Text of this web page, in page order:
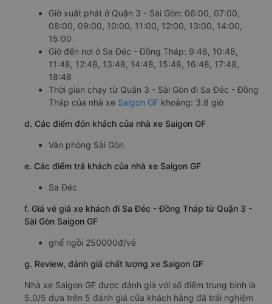
Giờ xuất phát ở Quận 3 - Sài Gòn: 06:00, 07:00,
08:00, 09:00, 10:00, 11:00, 12:00, 13:00, 14:00,
15:00
Giờ đến nơi ở Sa Đéc - Đồng Tháp: 9:48, 10:48,
11:48, 12:48, 13:48, 14:48, 15:48, 16:48, 17:48,
18:48
Thời gian chạy từ Quận 3 - Sài Gòn đi Sa Đéc - Đồng
Tháp của nhà xe Saigon GF khoảng: 3.8 giờ
d. Các điểm đón khách của nhà xe Saigon GF
Văn phòng Sài Gòn
e. Các điểm trả khách của nhà xe Saigon GF
Sa Đéc
f. Giá vé giá xe khách đi Sa Đéc - Đồng Tháp từ Quận 3 -
Sài Gòn Saigon GF
ghế ngồi 250000đ/vé
g. Review, đánh giá chất lượng xe Saigon GF
Nhà xe Saigon GF được đánh giá với số điểm trung bình là
5.0/5 dựa trên 5 đánh giá của khách hàng đã trải nghiệm